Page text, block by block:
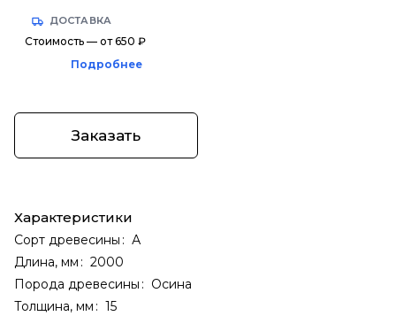
ДОСТАВКА
Стоимость — от 650 ₽
Подробнее
Заказать
Характеристики
Сорт древесины : А
Длина, мм : 2000
Порода древесины : Осина
Толщина, мм : 15